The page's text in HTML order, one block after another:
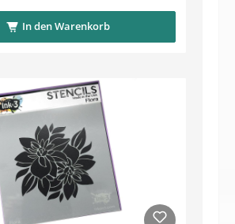
In den Warenkorb